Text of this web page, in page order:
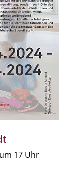
17 Uhr